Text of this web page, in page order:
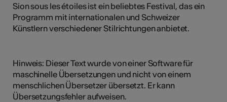
Sion sous les étoiles ist ein beliebtes Festival, das ein
Programm mit internationalen und Schweizer
Künstlern verschiedener Stilrichtungen anbietet.
Hinweis: Dieser Text wurde von einer Software für
maschinelle Übersetzungen und nicht von einem
menschlichen Übersetzer übersetzt. Er kann
Übersetzungsfehler aufweisen.